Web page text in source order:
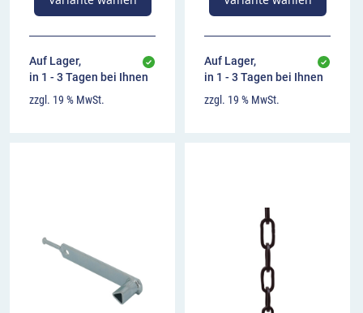
Auf Lager,
in 1 - 3 Tagen bei Ihnen
zzgl. 19 % MwSt.
Auf Lager,
in 1 - 3 Tagen bei Ihnen
zzgl. 19 % MwSt.